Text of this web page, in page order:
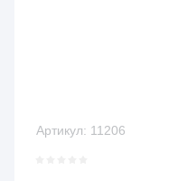
Артикул: 11206